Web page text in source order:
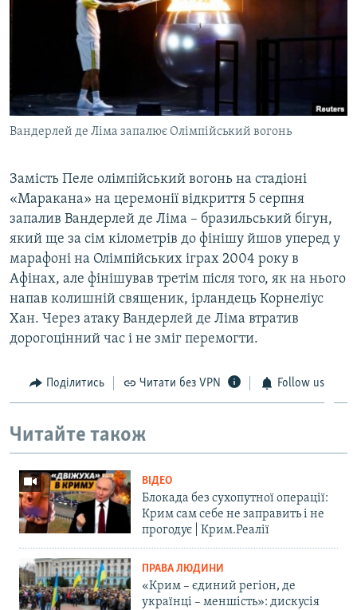
Вандерлей де Ліма запалює Олімпійський вогонь
Замість Пеле олімпійський вогонь на стадіоні
«Маракана» на церемонії відкриття 5 серпня
запалив Вандерлей де Ліма – бразильський бігун,
який ще за сім кілометрів до фінішу йшов уперед у
марафоні на Олімпійських іграх 2004 року в
Афінах, але фінішував третім після того, як на нього
напав колишній священик, ірландець Корнеліус
Хан. Через атаку Вандерлей де Ліма втратив
дорогоцінний час і не зміг перемогти.
Поділитись Читати без VPN Follow us
Читайте також
ВІДЕО
Блокада без сухопутної операції:
Крим сам себе не заправить і не
прогодує | Крим.Реалії
ПРАВА ЛЮДИНИ
«Крим – єдиний регіон, де
українці – меншість»: дискусія